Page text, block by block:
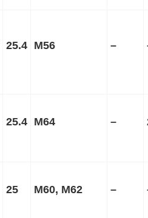
25.4 M56 –
25.4 M64 –
25 M60, M62 –